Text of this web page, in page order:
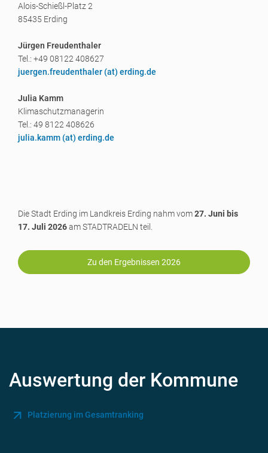
Alois-Schießl-Platz 2
85435 Erding
Jürgen Freudenthaler
Tel.: +49 08122 408627
juergen.freudenthaler (at) erding.de
Julia Kamm
Klimaschutzmanagerin
Tel.: 49 8122 408626
julia.kamm (at) erding.de
Die Stadt Erding im Landkreis Erding nahm vom27. Juni bis
17. Juli 2026am STADTRADELN teil.
Zu den Ergebnissen 2026
Auswertung der Kommune
Platzierung im Gesamtranking